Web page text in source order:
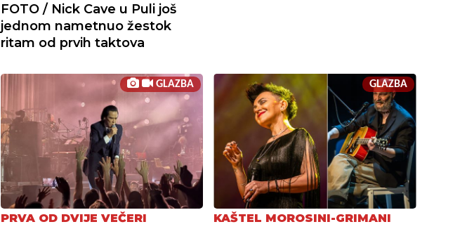
FOTO / Nick Cave u Puli još
jednom nametnuo žestok
ritam od prvih taktova
GLAZBA
PRVA OD DVIJE VEČERI
GLAZBA
KAŠTEL MOROSINI-GRIMANI